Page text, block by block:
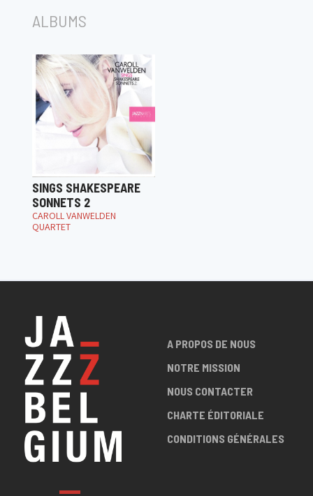
ALBUMS
SINGS SHAKESPEARE
SONNETS 2
CAROLL VANWELDEN
QUARTET
A PROPOS DE NOUS
NOTRE MISSION
NOUS CONTACTER
CHARTE ÉDITORIALE
CONDITIONS GÉNÉRALES